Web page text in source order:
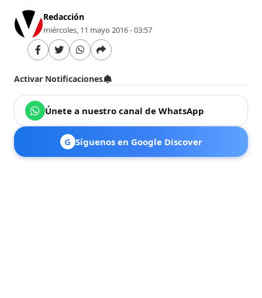
Redacción
miércoles, 11 mayo 2016 - 03:57
Activar Notificaciones
Únete a nuestro canal de WhatsApp
G Síguenos en Google Discover